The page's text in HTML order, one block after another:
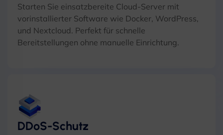
Starten Sie einsatzbereite Cloud-Server mit
vorinstallierter Software wie Docker, WordPress,
und Nextcloud. Perfekt für schnelle
Bereitstellungen ohne manuelle Einrichtung.
DDoS-Schutz